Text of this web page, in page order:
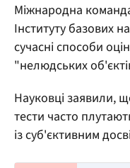
Міжнародна
Інституту базових
сучасні способи
"нелюдських
Науковці заявили,
тести часто
із суб'єктивним